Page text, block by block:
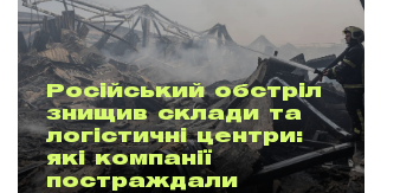
Російський обстріл
знищив склади та
логістичні центри:
які компанії
постраждали